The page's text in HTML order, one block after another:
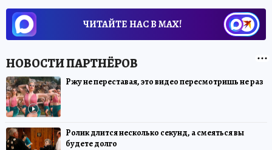
ЧИТАЙТЕ НАС В МАХ!
Ржу не переставая, это видео пересмотришь не раз
Ролик длится несколько секунд, а смеяться вы
будете долго